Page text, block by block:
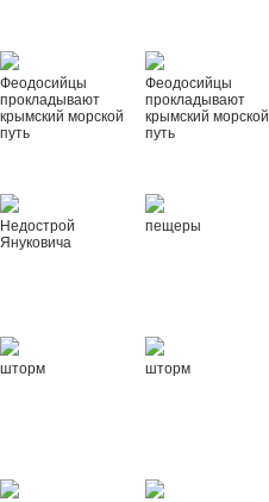
Феодосийцы
прокладывают
крымский морской
путь
Феодосийцы
прокладывают
крымский морской
путь
Недострой
Януковича
пещеры
шторм шторм